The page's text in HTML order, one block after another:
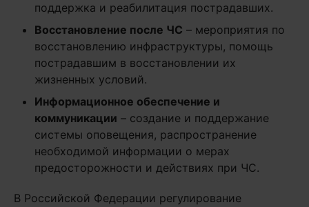
поддержка и реабилитация пострадавших.
Восстановление после ЧС – мероприятия по
восстановлению инфраструктуры, помощь
пострадавшим в восстановлении их
жизненных условий.
Информационное обеспечение и
коммуникации – создание и поддержание
системы оповещения, распространение
необходимой информации о мерах
предосторожности и действиях при ЧС.
В Российской Федерации регулирование